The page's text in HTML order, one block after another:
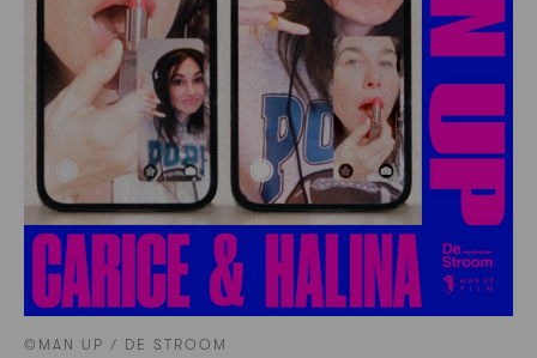
©MAN UP / DE STROOM